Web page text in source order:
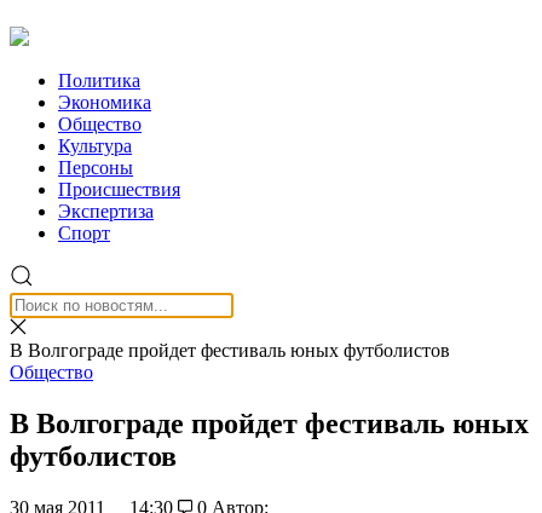
Политика
Экономика
Общество
Культура
Персоны
Происшествия
Экспертиза
Спорт
В Волгограде пройдет фестиваль юных футболистов
Общество
В Волгограде пройдет фестиваль юных
футболистов
30 мая 2011 14:30 0 Автор: